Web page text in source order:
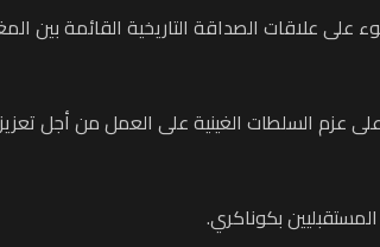
على علاقات الصداقة التاريخية القائمة بين
على عزم السلطات الغينية على العمل من أجل
بكوناكري.